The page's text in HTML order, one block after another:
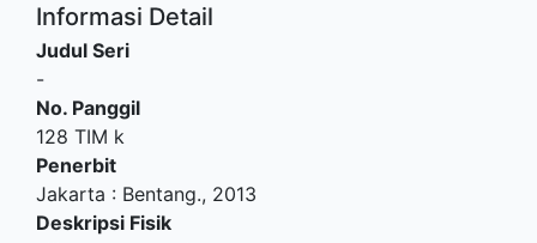
Informasi Detail
Judul Seri
-
No. Panggil
128 TIM k
Penerbit
Jakarta : Bentang., 2013
Deskripsi Fisik